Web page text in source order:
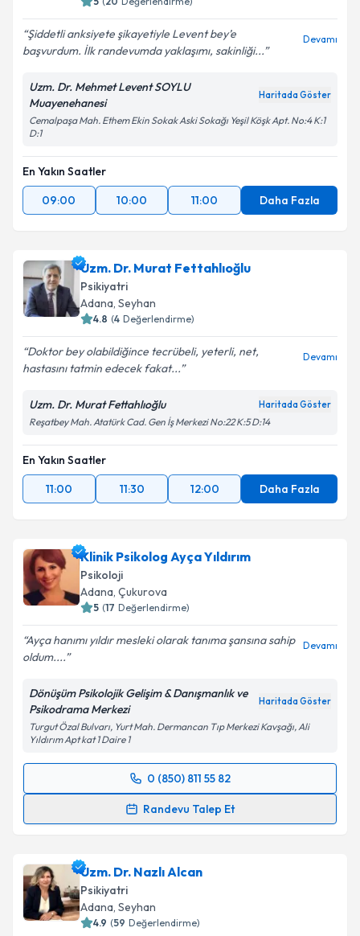
Şiddetli anksiyete şikayetiyle Levent bey’e
başvurdum. İlk randevumda yaklaşımı, sakinliği...
Devamı
Uzm. Dr. Mehmet Levent SOYLU
Muayenehanesi
Haritada Göster
Cemalpaşa Mah. Ethem Ekin Sokak Aski Sokağı Yeşil Köşk Apt. No:4 K:1
D:1
En Yakın Saatler
09:00
10:00 11:00 Daha Fazla
Uzm. Dr. Murat Fettahlıoğlu
Psikiyatri
Adana, Seyhan
4.8 (4 Değerlendirme)
Doktor bey olabildiğince tecrübeli, yeterli, net,
hastasını tatmin edecek fakat...
Devamı
Uzm. Dr. Murat Fettahlıoğlu Haritada Göster
Reşatbey Mah. Atatürk Cad. Gen İş Merkezi No:22 K:5 D:14
En Yakın Saatler
11:00
11:30 12:00 Daha Fazla
Klinik Psikolog Ayça Yıldırım
Psikoloji
Adana, Çukurova
5 (17 Değerlendirme)
Ayça hanımı yıldır mesleki olarak tanıma şansına sahip
oldum....
Devamı
Dönüşüm Psikolojik Gelişim & Danışmanlık ve
Psikodrama Merkezi
Haritada Göster
Turgut Özal Bulvarı, Yurt Mah. Dermancan Tıp Merkezi Kavşağı, Ali
Yıldırım Apt kat 1 Daire 1
0 (850) 811 55 82
Randevu Talep Et
Randevu Takvimi Talebi
için bir takvim hazırlandığında e-posta ile
bilgilendireceğiz.
E-posta Adresiniz
Uzm. Dr. Nazlı Alcan
Psikiyatri
Adana, Seyhan
4.9 (59 Değerlendirme)